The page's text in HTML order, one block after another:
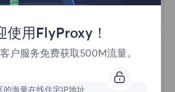
了解更多
使用FlyProxy！
户服务免费获取500M流量。
海量在线住宅IP地址